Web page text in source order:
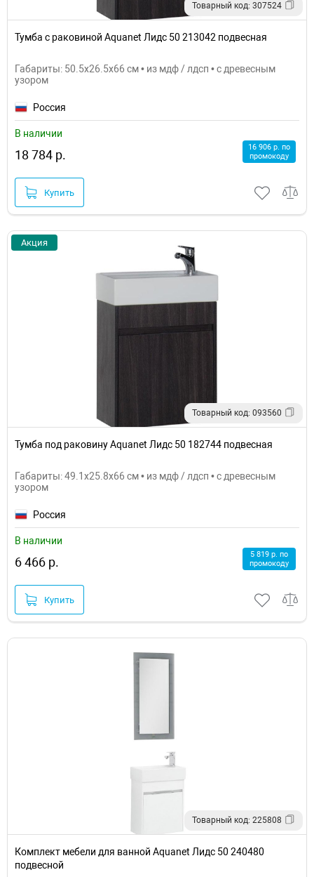
Товарный код: 307524
Тумба с раковиной Aquanet Лидс 50 213042 подвесная
Габариты: 50.5x26.5x66 см • из мдф / лдсп • с древесным
узором
Россия
В наличии
18 784 р.
16 906 р. по
промокоду
Купить
Акция
Товарный код: 093560
Тумба под раковину Aquanet Лидс 50 182744 подвесная
Габариты: 49.1x25.8x66 см • из мдф / лдсп • с древесным
узором
Россия
В наличии
6 466 р.
5 819 р. по
промокоду
Купить
Товарный код: 225808
Комплект мебели для ванной Aquanet Лидс 50 240480
подвесной